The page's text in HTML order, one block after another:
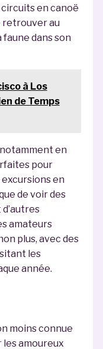
en canoë
retrouver au
dans son
à Los
de Temps
en
pour
excursions en
de voir des
amateurs
plus, avec des
les
année.
moins connue
les amoureux